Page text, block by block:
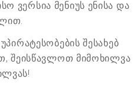
ვერსია მენიუს ენისა და
შესახებ
შეისწავლოთ მიმოხილვა